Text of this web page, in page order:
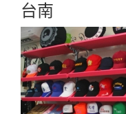
台南